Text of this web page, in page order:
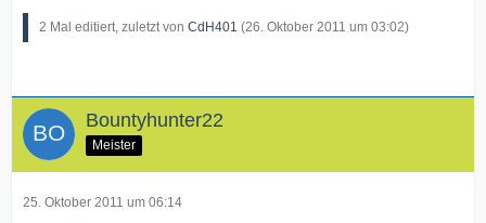
2 Mal editiert, zuletzt von CdH401 (26. Oktober 2011 um 03:02)
Bountyhunter22
Meister
25. Oktober 2011 um 06:14